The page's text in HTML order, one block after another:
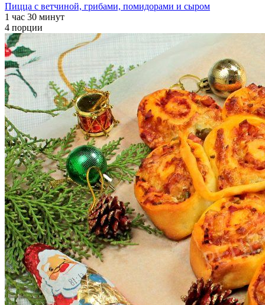
Пицца с ветчиной, грибами, помидорами и сыром
1 час 30 минут
4 порции